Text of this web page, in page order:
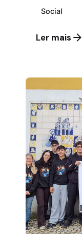
Social
Ler mais